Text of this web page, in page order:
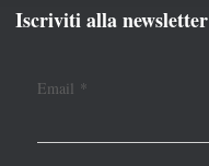
Iscriviti alla newsletter
Email *